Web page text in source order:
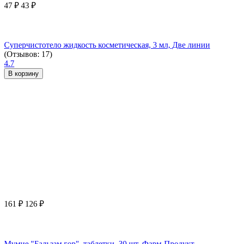
47 ₽ 43 ₽
Суперчистотело жидкость косметическая, 3 мл, Две линии
(Отзывов: 17)
4.7
В корзину
161 ₽ 126 ₽